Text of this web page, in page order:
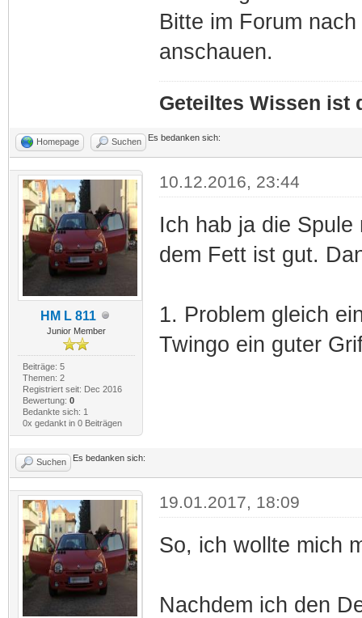
Bitte im Forum
anschauen.
Geteiltes Wissen ist
Homepage Suchen Es bedanken sich:
HM L 811
Junior Member
Beiträge: 5
Themen: 2
Registriert seit: Dec 2016
Bewertung: 0
Bedankte sich: 1
0x gedankt in 0 Beiträgen
10.12.2016, 23:44
Ich hab ja die
dem Fett ist gut.
1. Problem gleich
Twingo ein guter
Suchen Es bedanken sich:
19.01.2017, 18:09
So, ich wollte mich
Nachdem ich den